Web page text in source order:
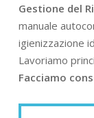
Gestione del
manuale
igienizzazione
Lavoriamo
Facciamo